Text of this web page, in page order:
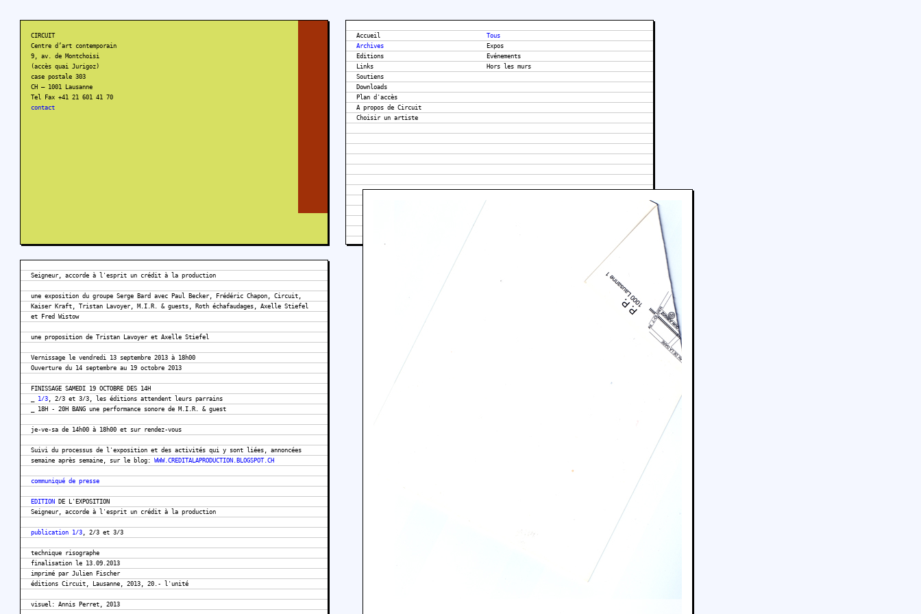
CIRCUIT
Centre d’art contemporain
9, av. de Montchoisi
(accès quai Jurigoz)
case postale 303
CH – 1001 Lausanne
Tel Fax +41 21 601 41 70
contact
Accueil
Archives
Editions
Links
Soutiens
Downloads
Plan d'accès
A propos de Circuit
Tous
Expos
Evénements
Hors les murs
Seigneur, accorde à l'esprit un crédit à la production
une exposition du groupe Serge Bard avec Paul Becker, Frédéric Chapon, Circuit,
Kaiser Kraft, Tristan Lavoyer, M.I.R. & guests, Roth échafaudages, Axelle Stiefel
et Fred Wistow
une proposition de Tristan Lavoyer et Axelle Stiefel
Vernissage le vendredi 13 septembre 2013 à 18h00
Ouverture du 14 septembre au 19 octobre 2013
FINISSAGE SAMEDI 19 OCTOBRE DES 14H
1/3 , 2/3 et 3/3, les éditions attendent leurs parrains
_ 18H - 20H BANG une performance sonore de M.I.R. & guest
je-ve-sa de 14h00 à 18h00 et sur rendez-vous
Suivi du processus de l'exposition et des activités qui y sont liées, annoncées
semaine après semaine, sur le blog: WWW.CREDITALAPRODUCTION.BLOGSPOT.CH
communiqué de presse
EDITION DE L'EXPOSITION
Seigneur, accorde à l'esprit un crédit à la production
publication 1/3 , 2/3 et 3/3
technique risographe
finalisation le 13.09.2013
imprimé par Julien Fischer
éditions Circuit, Lausanne, 2013, 20.- l'unité
visuel: Annis Perret, 2013